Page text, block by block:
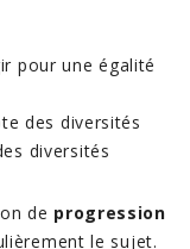
pour une égalité
des diversités
diversités
de progression
le sujet.